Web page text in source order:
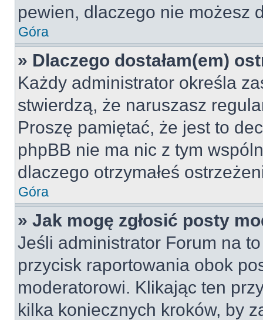
pewien, dlaczego nie możesz
Góra
» Dlaczego dostałam(em)
Każdy administrator określa
stwierdzą, że naruszasz
Proszę pamiętać, że jest to
phpBB nie ma nic z tym
dlaczego otrzymałeś
Góra
» Jak mogę zgłosić posty
Jeśli administrator Forum na
przycisk raportowania obok
moderatorowi. Klikając ten
kilka koniecznych kroków, by